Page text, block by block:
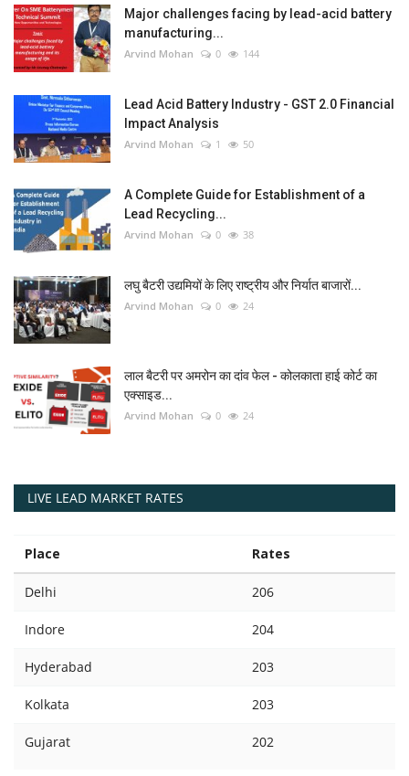
Major challenges facing by lead-acid battery
manufacturing...
Arvind Mohan 0 144
Lead Acid Battery Industry - GST 2.0 Financial
Impact Analysis
Arvind Mohan 1 50
A Complete Guide for Establishment of a
Lead Recycling...
Arvind Mohan 0 38
लघु बैटरी उद्यमियों के लिए राष्ट्रीय और निर्यात बाजारों...
Arvind Mohan 0 24
लाल बैटरी पर अमरोन का दांव फेल - कोलकाता हाई कोर्ट का
एक्साइड...
Arvind Mohan 0 24
LIVE LEAD MARKET RATES
Place Rates
Delhi 206
Indore 204
Hyderabad 203
Kolkata 203
Gujarat 202